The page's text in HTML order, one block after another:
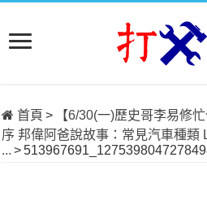
首頁 >
【6/30(一)歷史哥李易修
序 邦偉阿爸說故事：常見汽車種類
... >